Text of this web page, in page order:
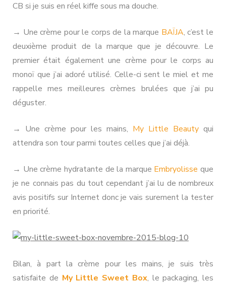
CB si je suis en réel kiffe sous ma douche.
→ Une crème pour le corps de la marque BAÏJA, c’est le
deuxième produit de la marque que je découvre. Le
premier était également une crème pour le corps au
monoï que j’ai adoré utilisé. Celle-ci sent le miel et me
rappelle mes meilleures crèmes brulées que j’ai pu
déguster.
→ Une crème pour les mains, My Little Beauty qui
attendra son tour parmi toutes celles que j’ai déjà.
→ Une crème hydratante de la marque Embryolisse que
je ne connais pas du tout cependant j’ai lu de nombreux
avis positifs sur Internet donc je vais surement la tester
en priorité.
Bilan, à part la crème pour les mains, je suis très
satisfaite de My Little Sweet Box, le packaging, les